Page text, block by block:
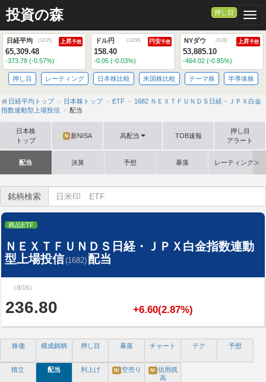
投資の森 押し目
日経平均 (13:35) 上昇予想
65,309.48
-373.78 (-0.57%)
ドル円 (13:50) 円安予想
158.40
-0.05 (-0.03%)
NYダウ (6:23) 上昇予想
53,885.10
-464.02 (-0.85%)
押し目 レーティング 日本株比較 米国株比較 テーマ株 半導体株
日経平均トップ 日本株トップ ETF
1682 ＮＥＸＴＦＵＮＤＳ日経・ＪＰＸ白金
指数連動型上場投信
配当
日本株
トップ
N 新NISA 高配当 TOB速報
押し目
アラート
配当 決算 予想 暴落 レーティング格
銘柄検索
商品ETF
ＮＥＸＴＦＵＮＤＳ日経・ＪＰＸ白金指数連動
型上場投信(1682) 配当
（8/16）
236.80 +6.60(2.87%)
株価 構成銘柄 押し目 暴落 チャート テク 予想
積立 配当 利上げ N! 空売り N! 信用残
高